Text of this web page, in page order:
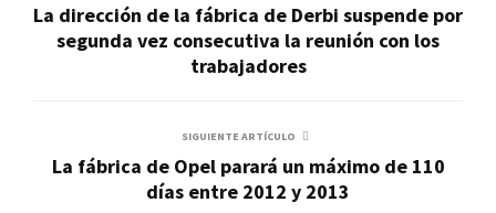
La dirección de la fábrica de Derbi suspende por
segunda vez consecutiva la reunión con los
trabajadores
SIGUIENTE ARTÍCULO
La fábrica de Opel parará un máximo de 110
días entre 2012 y 2013